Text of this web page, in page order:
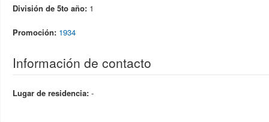
División de 5to año: 1
Promoción: 1934
Información de contacto
Lugar de residencia: -